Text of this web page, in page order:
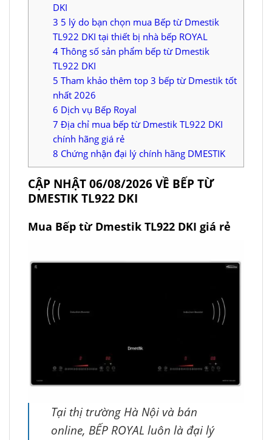
DKI
3 5 lý do bạn chọn mua Bếp từ Dmestik
TL922 DKI tại thiết bị nhà bếp ROYAL
4 Thông số sản phẩm bếp từ Dmestik
TL922 DKI
5 Tham khảo thêm top 3 bếp từ Dmestik tốt
nhất 2026
6 Dịch vụ Bếp Royal
7 Địa chỉ mua bếp từ Dmestik TL922 DKI
chính hãng giá rẻ
8 Chứng nhận đại lý chính hãng DMESTIK
CẬP NHẬT 06/08/2026 VỀ BẾP TỪ
DMESTIK TL922 DKI
Mua Bếp từ Dmestik TL922 DKI giá rẻ
Tại thị trường Hà Nội và bán
online, BẾP ROYAL luôn là đại lý